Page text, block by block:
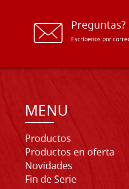
Preguntas?
Escríbenos por
MENU
Productos
Productos en oferta
Novidades
Fin de Serie